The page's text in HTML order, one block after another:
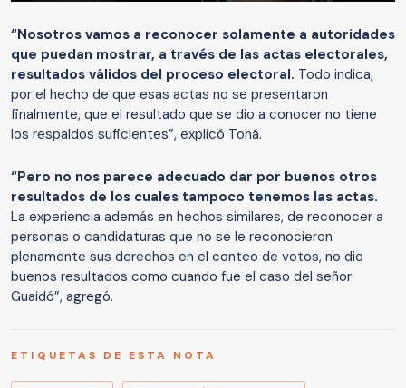
“Nosotros vamos a reconocer solamente a autoridades
que puedan mostrar, a través de las actas electorales,
resultados válidos del proceso electoral. Todo indica,
por el hecho de que esas actas no se presentaron
finalmente, que el resultado que se dio a conocer no tiene
los respaldos suficientes”, explicó Tohá.
“Pero no nos parece adecuado dar por buenos otros
resultados de los cuales tampoco tenemos las actas.
La experiencia además en hechos similares, de reconocer a
personas o candidaturas que no se le reconocieron
plenamente sus derechos en el conteo de votos, no dio
buenos resultados como cuando fue el caso del señor
Guaidó”, agregó.
ETIQUETAS DE ESTA NOTA